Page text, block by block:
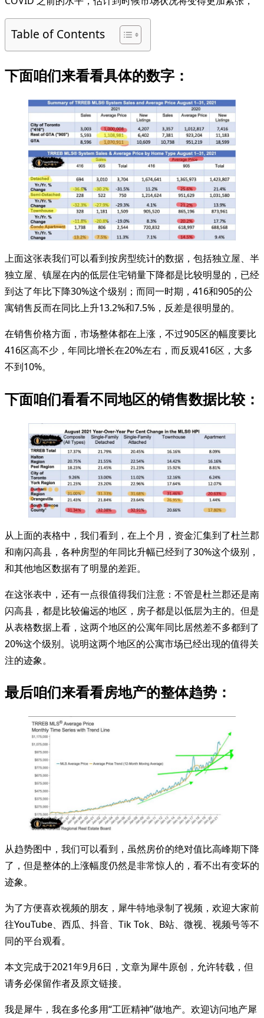
Table of Contents
下面咱们来看看具体的数字：
上面这张表我们可以看到按房型统计的数据，包括独立屋、半
独立屋、镇屋在内的低层住宅销量下降都是比较明显的，已经
到达了年比下降30%这个级别；而同一时期，416和905的公
寓销售反而在同比上升13.2%和7.5%，反差是很明显的。
在销售价格方面，市场整体都在上涨，不过905区的幅度要比
416区高不少，年同比增长在20%左右，而反观416区，大多
不到10%。
下面咱们看看不同地区的销售数据比较：
从上面的表格中，我们看到，在上个月，资金汇集到了杜兰郡
和南闪高县，各种房型的年同比升幅已经到了30%这个级别，
和其他地区数据有了明显的差距。
在这张表中，还有一点很值得我们注意：不管是杜兰郡还是南
闪高县，都是比较偏远的地区，房子都是以低层为主的。但是
从表格数据上看，这两个地区的公寓年同比居然差不多都到了
20%这个级别。说明这两个地区的公寓市场已经出现的值得关
注的迹象。
最后咱们来看看房地产的整体趋势：
从趋势图中，我们可以看到，虽然房价的绝对值比高峰期下降
了，但是整体的上涨幅度仍然是非常惊人的，看不出有变坏的
迹象。
为了方便喜欢视频的朋友，犀牛特地录制了视频，欢迎大家前
往YouTube、西瓜、抖音、Tik Tok、B站、微视、视频号等不
同的平台观看。
本文完成于2021年9月6日，文章为犀牛原创，允许转载，但
请务必保留作者及原文链接。
我是犀牛，我在多伦多用“工匠精神”做地产。欢迎访问地产犀